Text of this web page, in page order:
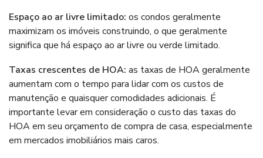
Espaço ao ar livre limitado: os condos geralmente
maximizam os imóveis construindo, o que geralmente
significa que há espaço ao ar livre ou verde limitado.
Taxas crescentes de HOA: as taxas de HOA geralmente
aumentam com o tempo para lidar com os custos de
manutenção e quaisquer comodidades adicionais. É
importante levar em consideração o custo das taxas do
HOA em seu orçamento de compra de casa, especialmente
em mercados imobiliários mais caros.